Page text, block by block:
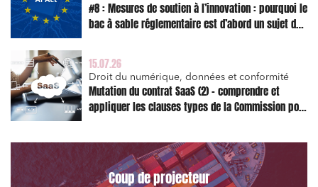
#8 : Mesures de soutien à l’innovation : pourquoi le
bac à sable réglementaire est d’abord un sujet de
15.07.26
Droit du numérique, données et conformité
Mutation du contrat SaaS (2) – comprendre et
appliquer les clauses types de la Commission pour
Coup de projecteur